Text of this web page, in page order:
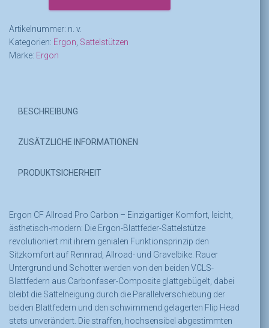
Carbon
Menge
Artikelnummer: n. v.
Kategorien: Ergon Sattelstützen
Marke: Ergon
BESCHREIBUNG
ZUSÄTZLICHE INFORMATIONEN
PRODUKTSICHERHEIT
Ergon CF Allroad Pro Carbon – Einzigartiger Komfort, leicht,
ästhetisch-modern: Die Ergon-Blattfeder-Sattelstütze
revolutioniert mit ihrem genialen Funktionsprinzip den
Sitzkomfort auf Rennrad, Allroad- und Gravelbike. Rauer
Untergrund und Schotter werden von den beiden VCLS-
Blattfedern aus Carbonfaser-Composite glattgebügelt, dabei
bleibt die Sattelneigung durch die Parallelverschiebung der
beiden Blattfedern und den schwimmend gelagerten Flip Head
stets unverändert. Die straffen, hochsensibel abgestimmten